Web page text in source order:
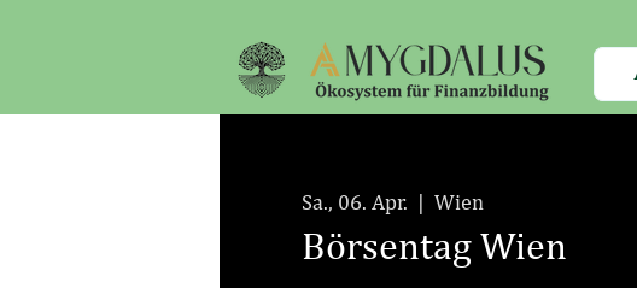
Sa., 06. Apr.
  |
Wien
Börsentag Wien